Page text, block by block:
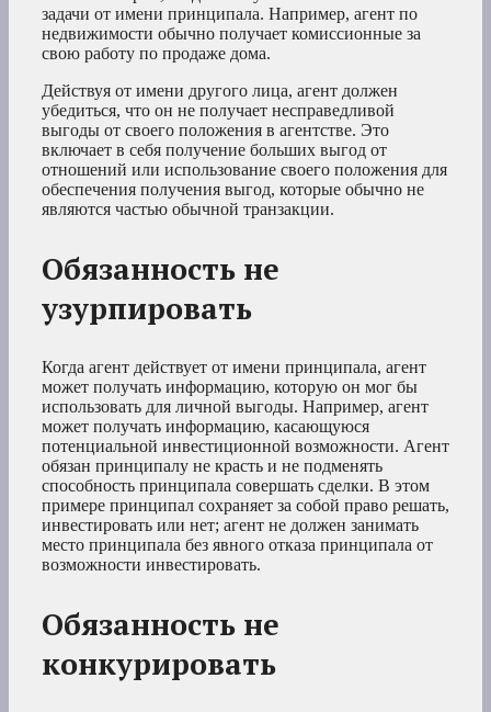
задачи от имени принципала. Например, агент по
недвижимости обычно получает комиссионные за
свою работу по продаже дома.
Действуя от имени другого лица, агент должен
убедиться, что он не получает несправедливой
выгоды от своего положения в агентстве. Это
включает в себя получение больших выгод от
отношений или использование своего положения для
обеспечения получения выгод, которые обычно не
являются частью обычной транзакции.
Обязанность не
узурпировать
Когда агент действует от имени принципала, агент
может получать информацию, которую он мог бы
использовать для личной выгоды. Например, агент
может получать информацию, касающуюся
потенциальной инвестиционной возможности. Агент
обязан принципалу не красть и не подменять
способность принципала совершать сделки. В этом
примере принципал сохраняет за собой право решать,
инвестировать или нет; агент не должен занимать
место принципала без явного отказа принципала от
возможности инвестировать.
Обязанность не
конкурировать